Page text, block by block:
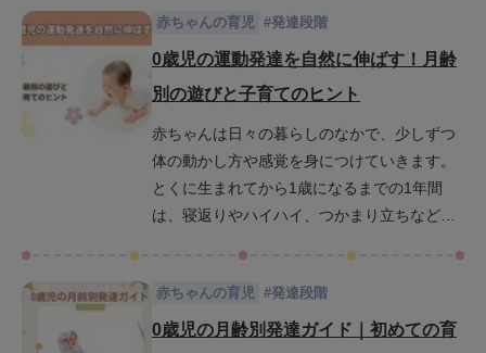
には、読み書きが自然と身につくような家庭
習慣や親の関わり方が、「学ぶ力」を無理な
く育んでいたのです。この記事では、東大生
たちがどのように幼少期を過ごし、ひらがな
習得へとつながったのか、その背景にある5つ
の家庭の習慣を解説します。学力の土台を築
く育児のヒントとしてぜひ最後までご覧くだ
さい。
赤ちゃんの育児 #発達段階
0歳児の運動発達を自然に伸ばす！月齢
別の遊びと子育てのヒント
赤ちゃんは日々の暮らしのなかで、少しずつ
体の動かし方や感覚を身につけていきます。
とくに生まれてから1歳になるまでの1年間
は、寝返りやハイハイ、つかまり立ちなど、
齢ごとにわかりやすく解説し、それぞれの時
期に合った遊びやふれあい方のヒントをご紹
赤ちゃんの育児 #発達段階
0歳児の月齢別発達ガイド｜初めての育